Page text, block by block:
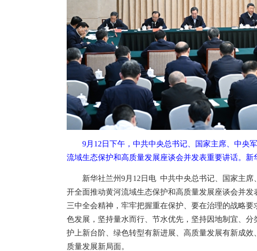
9月12日下午，中共中央总书记、国家主席、中央
流域生态保护和高质量发展座谈会并发表重要讲话。新
新华社兰州9月12日电 中共中央总书记、国家主
开全面推动黄河流域生态保护和高质量发展座谈会并
三中全会精神，牢牢把握重在保护、要在治理的战略
色发展，坚持量水而行、节水优先，坚持因地制宜、
护上新台阶、绿色转型有新进展、高质量发展有新成
质量发展新局面。